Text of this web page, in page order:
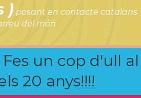
) posant en contacte catalans
del món
un cop d'ull al
20 anys!!!!